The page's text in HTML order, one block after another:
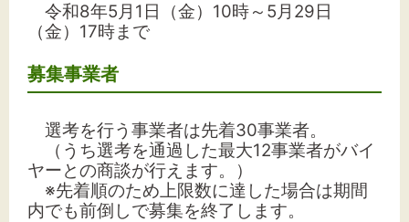
令和8年5月1日（金）10時～5月29日
（金）17時まで
募集事業者
選考を行う事業者は先着30事業者。
（うち選考を通過した最大12事業者がバイ
ヤーとの商談が行えます。）
※先着順のため上限数に達した場合は期間
内でも前倒しで募集を終了します。